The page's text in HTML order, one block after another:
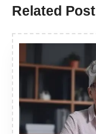
Related Post